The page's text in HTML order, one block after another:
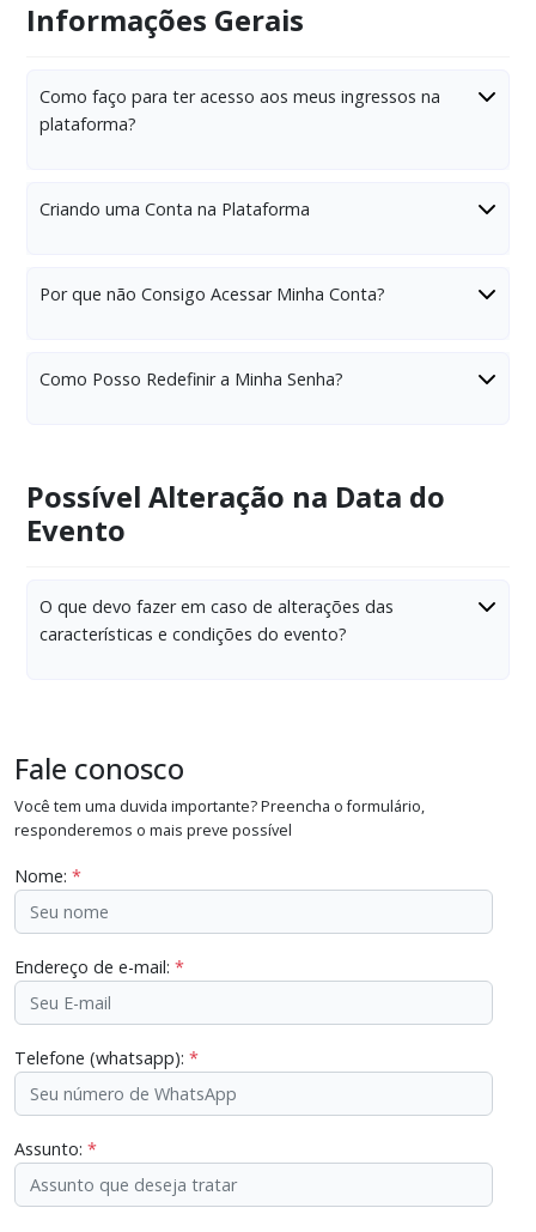
Informações Gerais
Como faço para ter acesso aos meus ingressos na
plataforma?
Criando uma Conta na Plataforma
Por que não Consigo Acessar Minha Conta?
Como Posso Redefinir a Minha Senha?
Possível Alteração na Data do
Evento
O que devo fazer em caso de alterações das
características e condições do evento?
Fale conosco
Você tem uma duvida importante? Preencha o formulário,
responderemos o mais preve possível
Nome: *
Endereço de e-mail: *
Telefone (whatsapp): *
Assunto: *